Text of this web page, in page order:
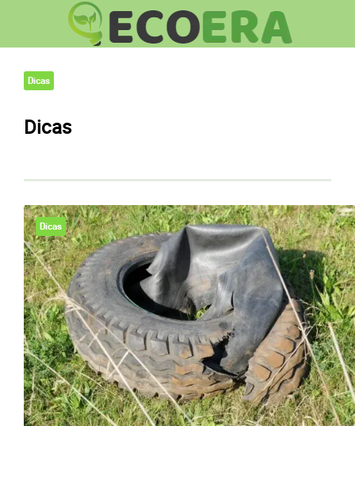
Dicas
Dicas
Dicas